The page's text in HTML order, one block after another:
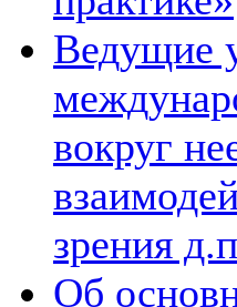
Ведущие
вокруг
зрения
Об